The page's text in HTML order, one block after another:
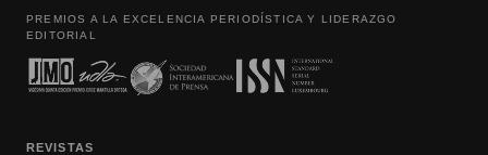
PREMIOS A LA EXCELENCIA PERIODÍSTICA Y LIDERAZGO
EDITORIAL
REVISTAS